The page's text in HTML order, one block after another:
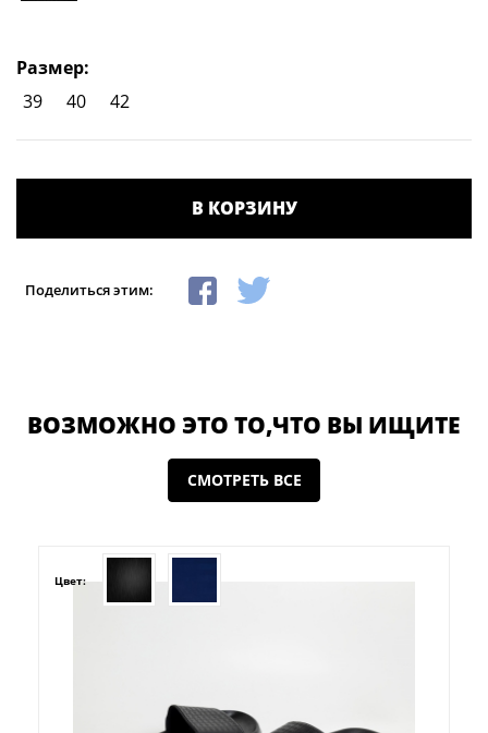
Размер:
39
40 42
В КОРЗИНУ
Поделиться этим:
ВОЗМОЖНО ЭТО ТО,ЧТО ВЫ ИЩИТЕ
СМОТРЕТЬ ВСЕ
Цвет: